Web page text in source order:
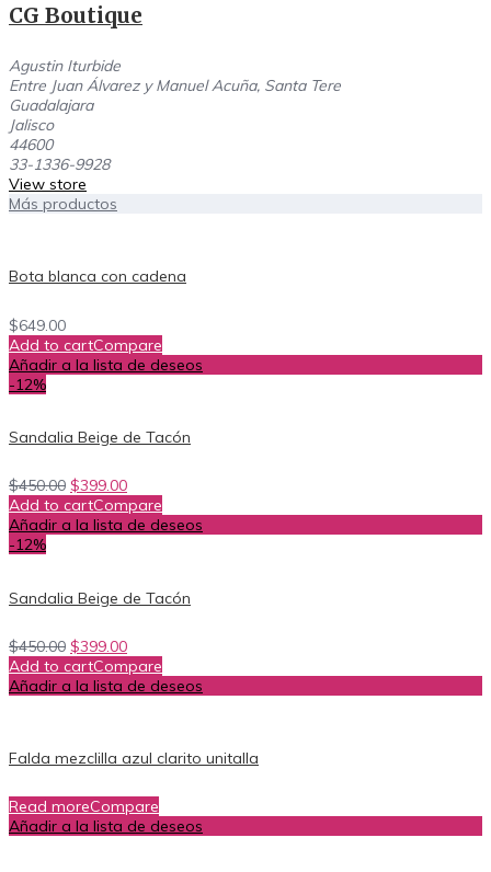
CG Boutique
Agustin Iturbide
Entre Juan Álvarez y Manuel Acuña, Santa Tere
Guadalajara
Jalisco
44600
33-1336-9928
View store
Más productos
Bota blanca con cadena
$649.00
Add to cartCompare
Añadir a la lista de deseos
-12%
Sandalia Beige de Tacón
$450.00 $399.00
Add to cartCompare
Añadir a la lista de deseos
-12%
Sandalia Beige de Tacón
$450.00 $399.00
Add to cartCompare
Añadir a la lista de deseos
Falda mezclilla azul clarito unitalla
Read moreCompare
Añadir a la lista de deseos